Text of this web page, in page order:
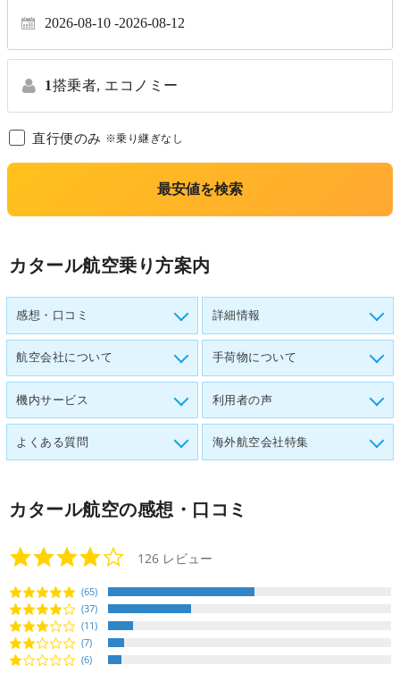
2026-08-10 2026-08-12
1搭乗者, エコノミー
直行便のみ ※乗り継ぎなし
最安値を検索
カタール航空乗り方案内
感想・口コミ 詳細情報
航空会社について 手荷物について
機内サービス 利用者の声
よくある質問 海外航空会社特集
カタール航空の感想・口コミ
4.2
star
126 レビュー
(65)
(37)
(11)
(7)
(6)